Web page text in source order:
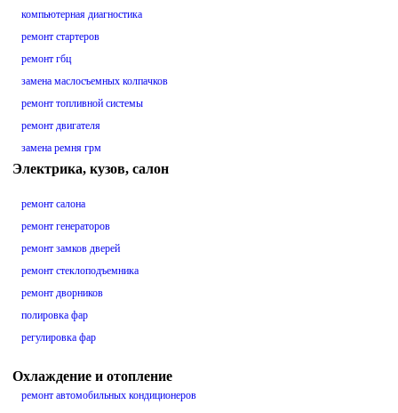
компьютерная диагностика
ремонт стартеров
ремонт гбц
замена маслосъемных колпачков
ремонт топливной системы
ремонт двигателя
замена ремня грм
Электрика, кузов, салон
ремонт салона
ремонт генераторов
ремонт замков дверей
ремонт стеклоподъемника
ремонт дворников
полировка фар
регулировка фар
Охлаждение и отопление
ремонт автомобильных кондиционеров